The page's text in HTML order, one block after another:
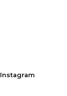
Instagram